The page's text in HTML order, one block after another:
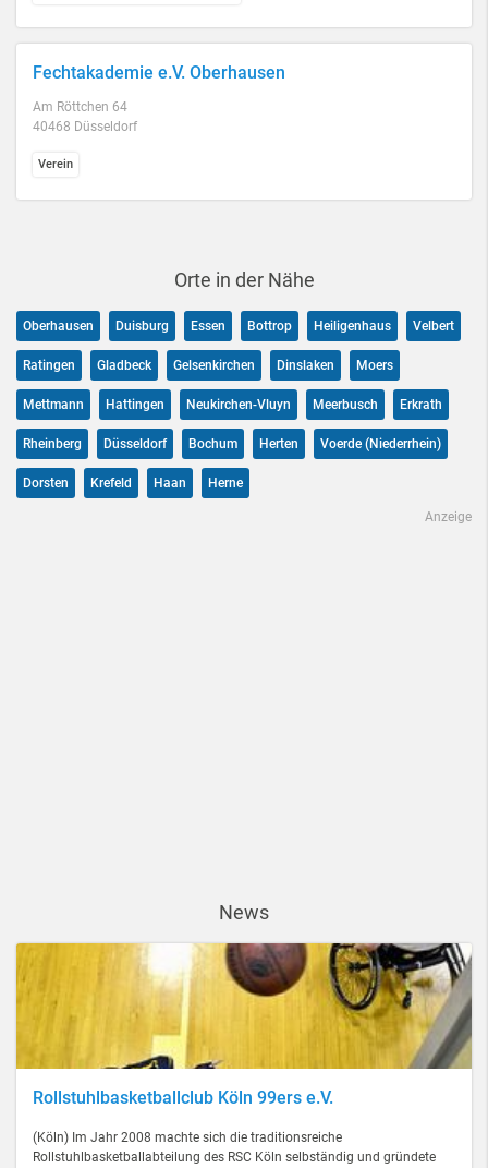
Fechtakademie e.V. Oberhausen
Am Röttchen 64
40468 Düsseldorf
Verein
Orte in der Nähe
Oberhausen Duisburg Essen Bottrop Heiligenhaus Velbert
Ratingen Gladbeck Gelsenkirchen Dinslaken Moers
Mettmann Hattingen Neukirchen-Vluyn Meerbusch Erkrath
Rheinberg Düsseldorf Bochum Herten Voerde (Niederrhein)
Dorsten Krefeld Haan Herne
Anzeige
News
Rollstuhlbasketballclub Köln 99ers e.V.
(Köln) Im Jahr 2008 machte sich die traditionsreiche
Rollstuhlbasketballabteilung des RSC Köln selbständig und gründete